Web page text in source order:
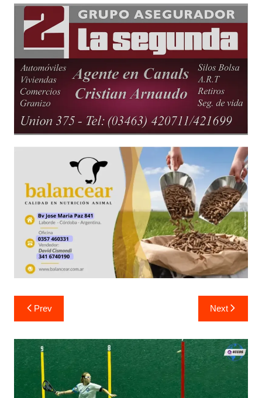
Navegación
de
entradas
Prev Next